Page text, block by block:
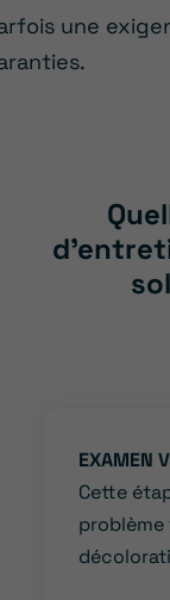
une
EXAMEN
Cette
problème